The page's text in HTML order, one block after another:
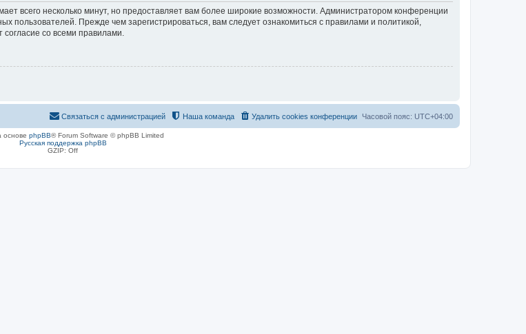
всего несколько минут, но предоставляет вам более широкие возможности. Администратором конференции
пользователей. Прежде чем зарегистрироваться, вам следует ознакомиться с правилами и политикой,
со всеми правилами.
Часовой пояс: UTC+04:00
Удалить cookies конференции
Наша команда
Связаться с администрацией
основе phpBB® Forum Software © phpBB Limited
Русская поддержка phpBB
GZIP: Off